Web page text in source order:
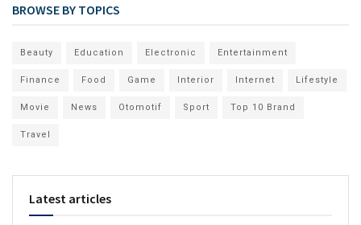
BROWSE BY TOPICS
Beauty Education Electronic Entertainment
Finance Food Game Interior Internet Lifestyle
Movie News Otomotif Sport Top 10 Brand
Travel
Latest articles